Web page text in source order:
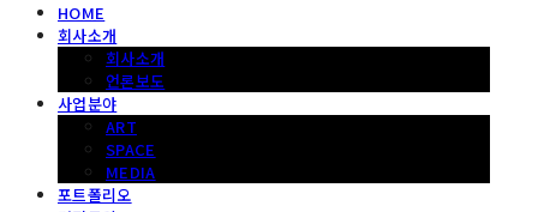
HOME
회사소개
회사소개
언론보도
사업분야
ART
SPACE
MEDIA
포트폴리오